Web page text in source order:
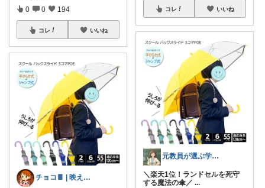
0 0 194
コレ いいね
チョコ🍫 | 映えよりリアル優先アイテ
コレ いいね
元教員が選ぶ学校＆子育てグッズ
＼楽天1位！ランドセルを死守
する魔法の傘／ ...